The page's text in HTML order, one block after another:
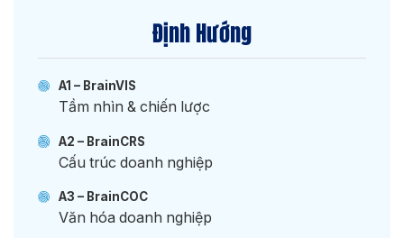
Định Hướng
A1 – BrainVIS
Tầm nhìn & chiến lược
A2 – BrainCRS
Cấu trúc doanh nghiệp
A3 – BrainCOC
Văn hóa doanh nghiệp